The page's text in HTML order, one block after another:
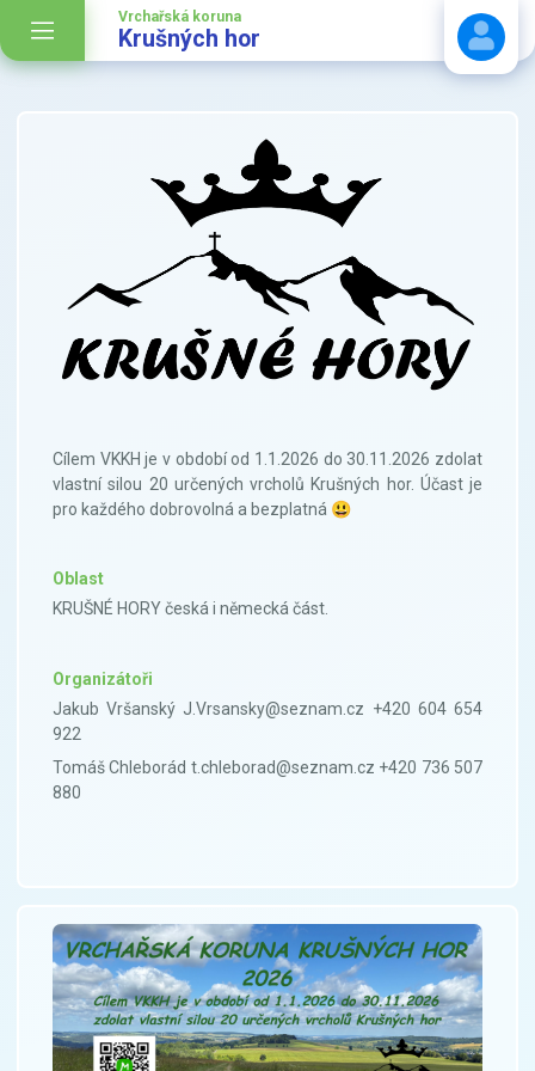
Vrchařská koruna
Krušných hor
Cílem VKKH je v období od 1.1.2026 do 30.11.2026 zdolat
vlastní silou 20 určených vrcholů Krušných hor. Účast je
pro každého dobrovolná a bezplatná 😃
Oblast
KRUŠNÉ HORY česká i německá část.
Organizátoři
Jakub Vršanský J.Vrsansky@seznam.cz +420 604 654
922
Tomáš Chleborád t.chleborad@seznam.cz +420 736 507
880